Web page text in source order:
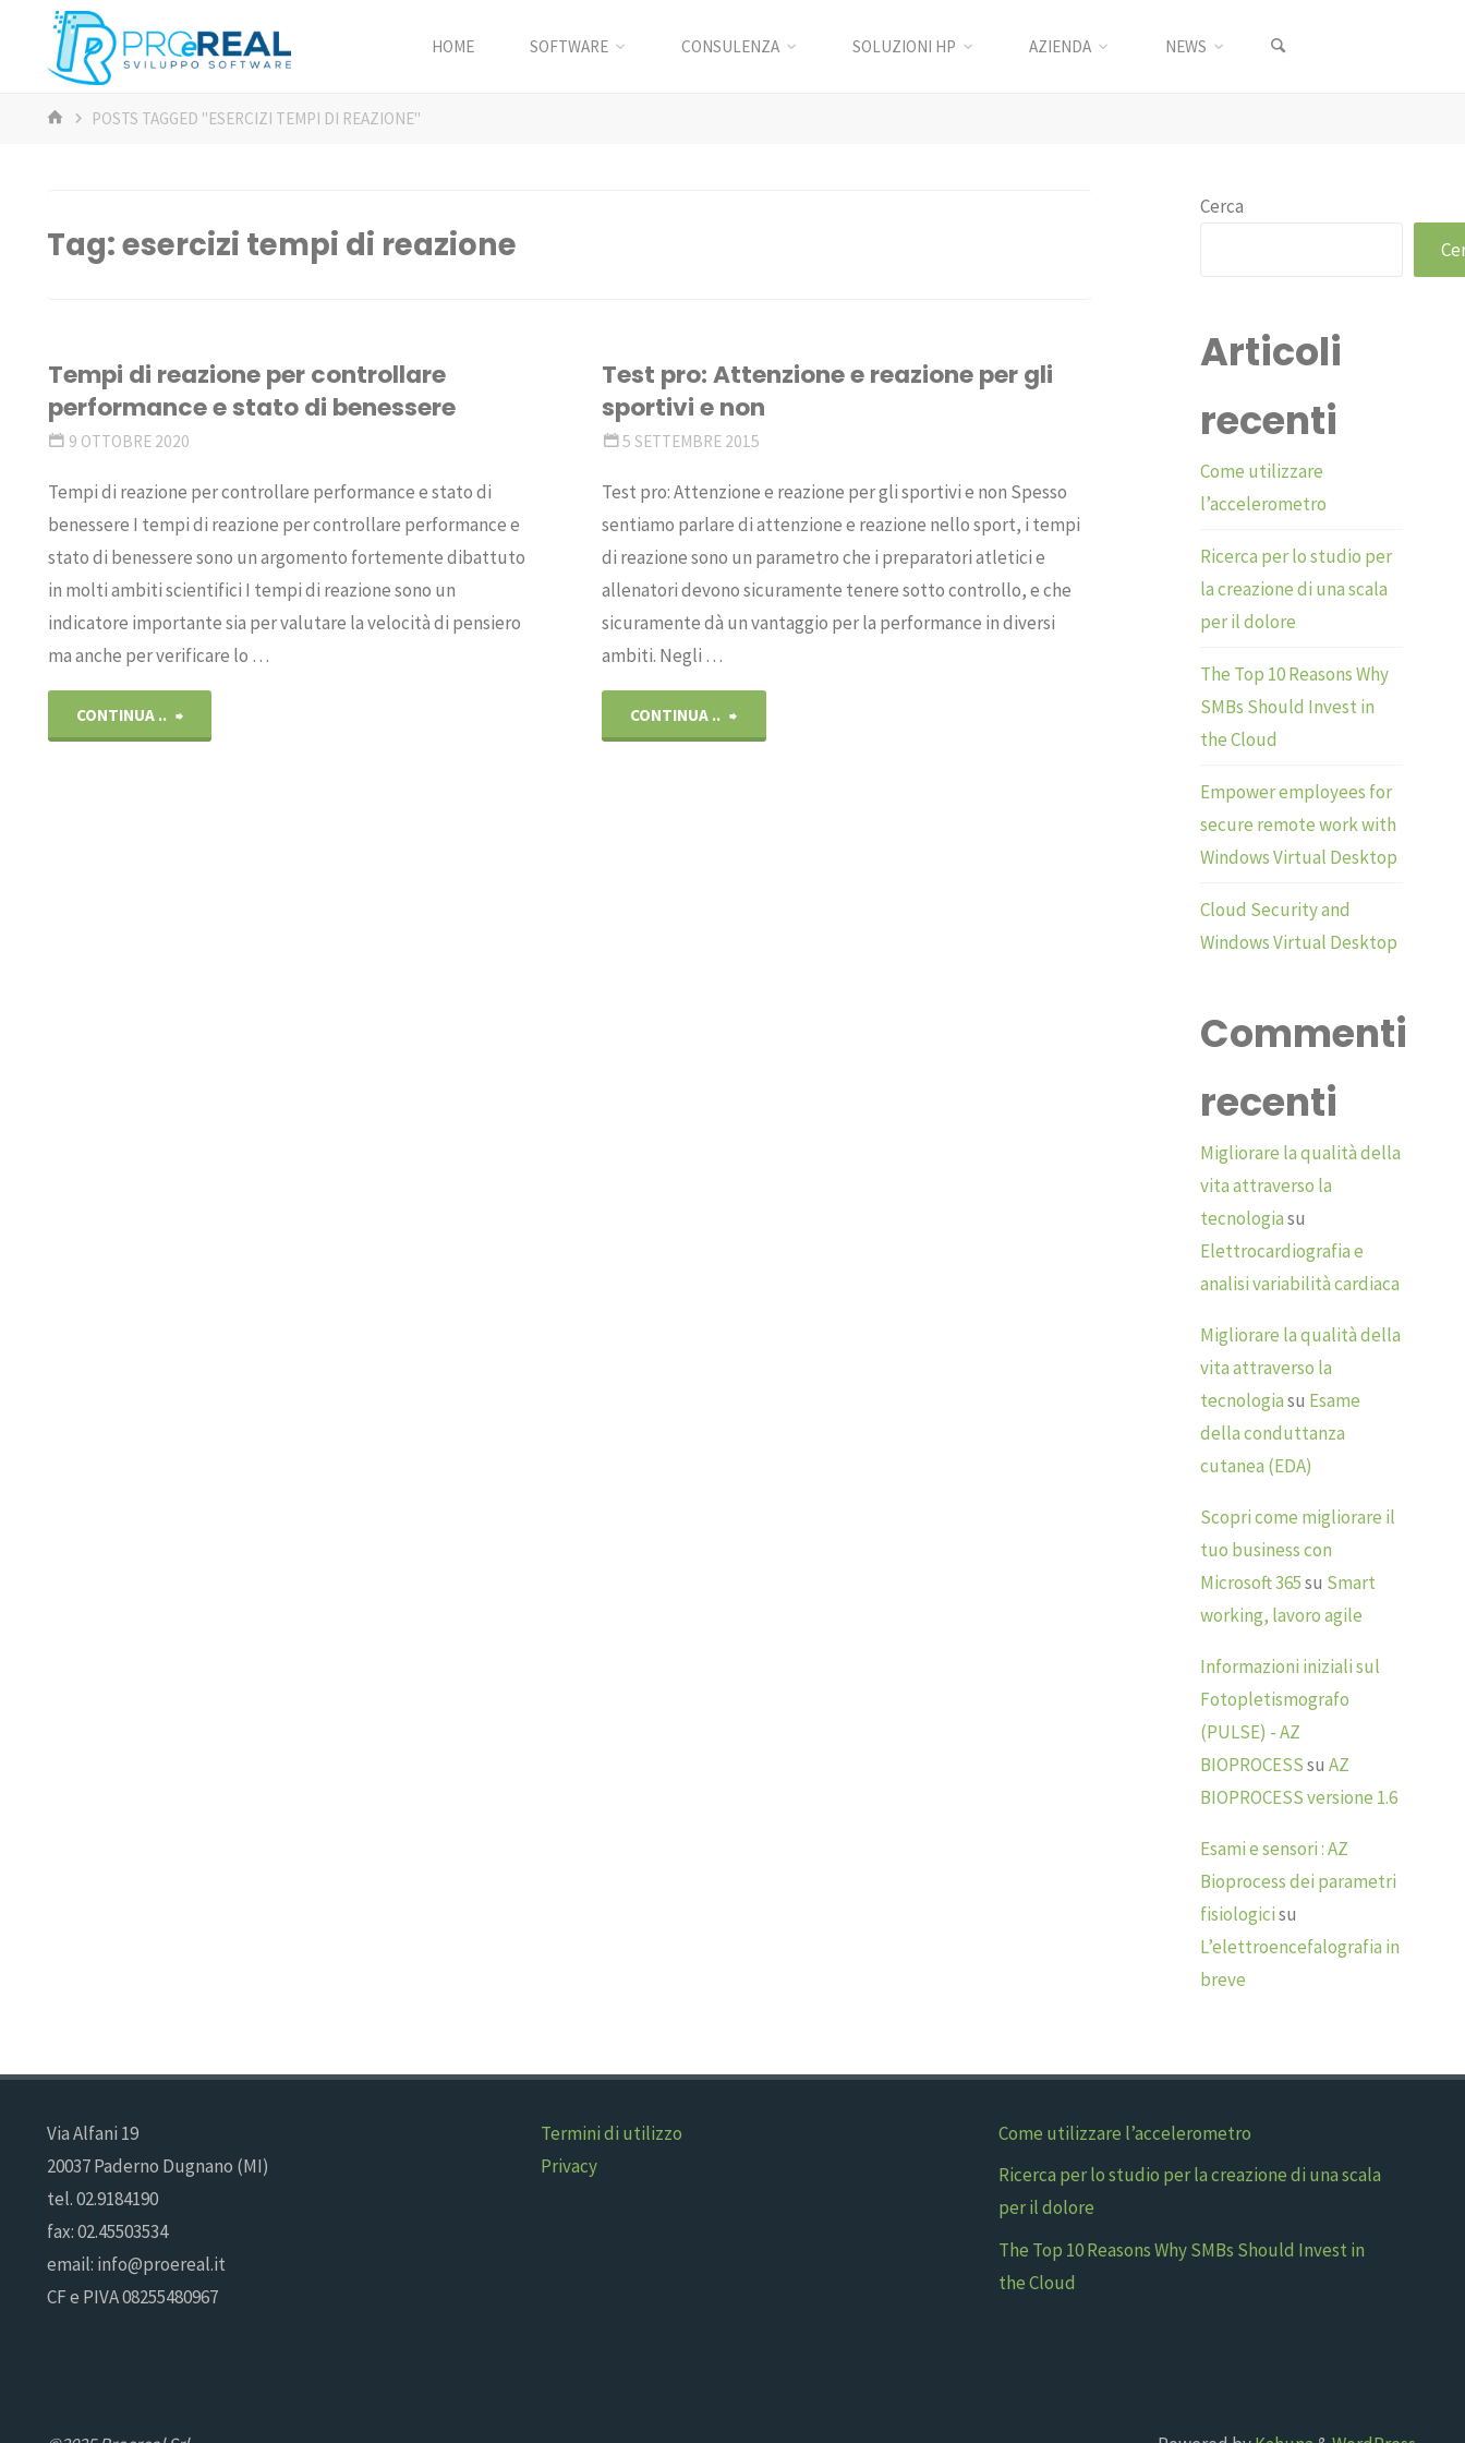
content
ANALISI,
PROGETTAZIONE,
REALIZZAZIONE,
HOME SOFTWARE CONSULENZA SOLUZIONI HP AZIENDA NEWS
HOMEPOSTS TAGGED "ESERCIZI TEMPI DI REAZIONE"
Tag:esercizi tempi di reazione
Tempi di reazione per controllare
performance e stato di benessere
9 OTTOBRE 2020
Tempi di reazione per controllare performance e stato di
benessere I tempi di reazione per controllare performance e
stato di benessere sono un argomento fortemente dibattuto
in molti ambiti scientifici I tempi di reazione sono un
indicatore importante sia per valutare la velocità di pensiero
ma anche per verificare lo …
CONTINUA .. "Tempi
Test pro: Attenzione e reazione per gli
sportivi e non
5 SETTEMBRE 2015
Test pro: Attenzione e reazione per gli sportivi e non Spesso
sentiamo parlare di attenzione e reazione nello sport, i tempi
di reazione sono un parametro che i preparatori atletici e
allenatori devono sicuramente tenere sotto controllo, e che
sicuramente dà un vantaggio per la performance in diversi
ambiti. Negli …
CONTINUA ..
Cerca
Articoli
recenti
Come utilizzare
l’accelerometro
Ricerca per lo studio per
la creazione di una scala
per il dolore
The Top 10 Reasons Why
SMBs Should Invest in
the Cloud
Empower employees for
secure remote work with
Windows Virtual Desktop
Cloud Security and
Windows Virtual Desktop
Commenti
recenti
Migliorare la qualità della
vita attraverso la
tecnologiasu
Elettrocardiografia e
analisi variabilità cardiaca
Migliorare la qualità della
vita attraverso la
tecnologiasu Esame
della conduttanza
cutanea (EDA)
Scopri come migliorare il
tuo business con
Microsoft 365su Smart
working, lavoro agile
Informazioni iniziali sul
Fotopletismografo
(PULSE) - AZ
BIOPROCESSsuAZ
BIOPROCESS versione 1.6
Esami e sensori : AZ
Bioprocess dei parametri
fisiologicisu
L’elettroencefalografia in
breve
Via Alfani 19
20037 Paderno Dugnano (MI)
tel. 02.9184190
fax: 02.45503534
email: info@proereal.it
CF e PIVA 08255480967
Termini di utilizzo
Privacy
Come utilizzare l’accelerometro
Ricerca per lo studio per la creazione di una scala
per il dolore
The Top 10 Reasons Why SMBs Should Invest in
the Cloud